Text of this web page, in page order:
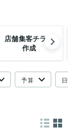
店舗集客チラシ
作成
予算